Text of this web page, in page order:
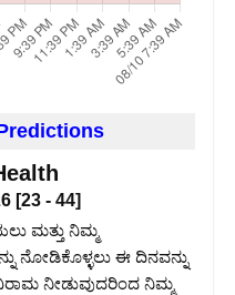
[23 - 44]
ಮತ್ತು ನಿಮ್ಮ
ನೋಡಿಕೊಳ್ಳಲು ಈ ದಿನವನ್ನು
ನೀಡುವುದರಿಂದ ನಿಮ್ಮ